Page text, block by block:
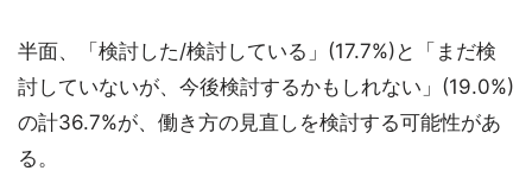
半面、「検討した/検討している」(17.7%)と「まだ検
討していないが、今後検討するかもしれない」(19.0%)
の計36.7%が、働き方の見直しを検討する可能性があ
る。